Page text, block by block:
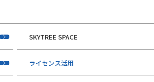
SKYTREE SPACE
ライセンス活用